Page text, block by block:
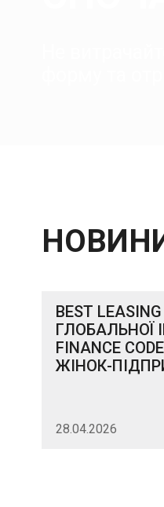
BEST
ГЛОБАЛЬНОЇ
FINANCE
ЖІНОК-
28.04.2026